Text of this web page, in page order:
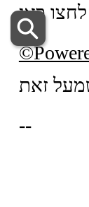
כאן
--